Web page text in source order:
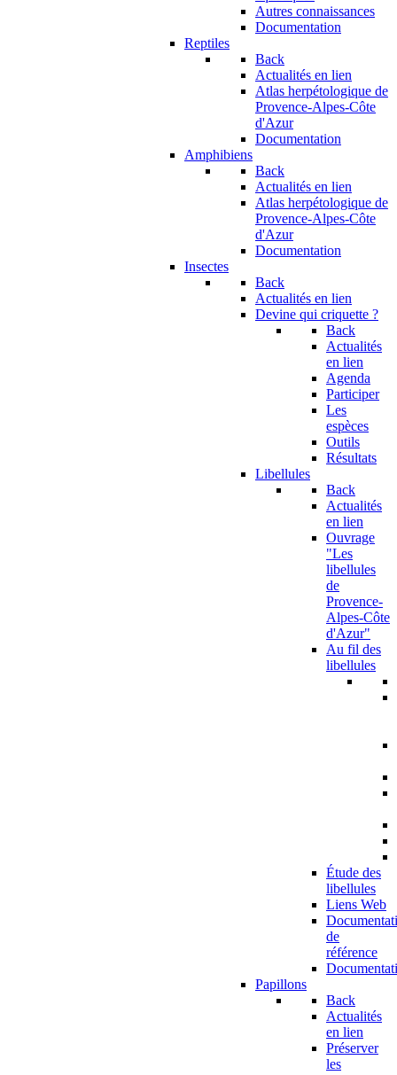
Autres connaissances
Documentation
Reptiles
Back
Actualités en lien
Atlas herpétologique de
Provence-Alpes-Côte
d'Azur
Documentation
Amphibiens
Back
Actualités en lien
Atlas herpétologique de
Provence-Alpes-Côte
d'Azur
Documentation
Insectes
Back
Actualités en lien
Devine qui criquette ?
Back
Actualités
en lien
Agenda
Participer
Les
espèces
Outils
Résultats
Libellules
Back
Actualités
en lien
Ouvrage
"Les
libellules
de
Provence-
Alpes-Côte
d'Azur"
Au fil des
libellules
Étude des
libellules
Liens Web
de
référence
Papillons
Back
Actualités
en lien
Préserver
les